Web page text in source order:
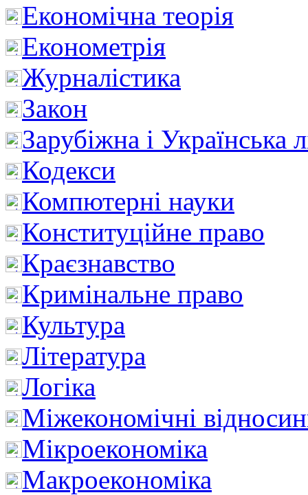
Економічна теорія
Економетрія
Журналістика
Закон
Зарубіжна і Українська
Кодекси
Компютерні науки
Конституційне право
Краєзнавство
Кримінальне право
Культура
Література
Логіка
Міжекономічні
Мікроекономіка
Макроекономіка